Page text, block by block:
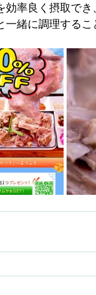
率良く摂取で
緒に調理するこ